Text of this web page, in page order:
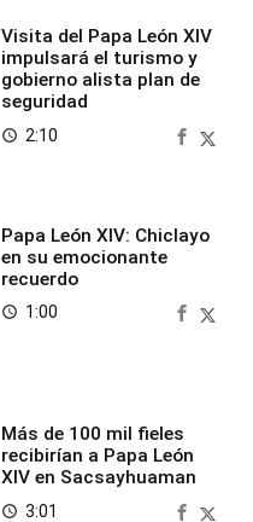
Visita del Papa León XIV
impulsará el turismo y
gobierno alista plan de
seguridad
access_time 2:10
Papa León XIV: Chiclayo
en su emocionante
recuerdo
access_time 1:00
Más de 100 mil fieles
recibirían a Papa León
XIV en Sacsayhuaman
access_time 3:01